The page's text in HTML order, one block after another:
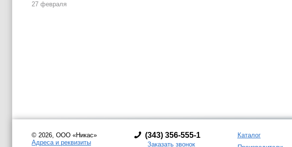
27 февраля
© 2026, ООО «Никас»
Адреса и реквизиты
(343) 356-555-1
Заказать звонок
Каталог